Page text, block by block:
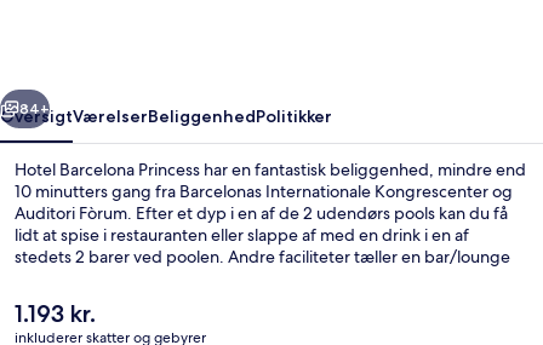
Næste
84+
OversigtVærelserBeliggenhedPolitikker
Hotel Barcelona Princess har en fantastisk beliggenhed, mindre end
10 minutters gang fra Barcelonas Internationale Kongrescenter og
Auditori Fòrum. Efter et dyp i en af de 2 udendørs pools kan du få
lidt at spise i restauranten eller slappe af med en drink i en af
stedets 2 barer ved poolen. Andre faciliteter tæller en bar/lounge
transport: El Maresme-Fòrum Metrostation ligger 4 minutter derfra
og Besòs Mar Metrostation 7 minutter væk.
Den
nuværende
1.193 kr.
inkluderer skatter og gebyrer